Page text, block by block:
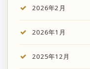
2026年2月
2026年1月
2025年12月